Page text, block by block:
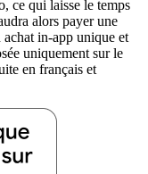
ce qui laisse le temps
alors payer une
in-app unique et
uniquement sur le
en français et